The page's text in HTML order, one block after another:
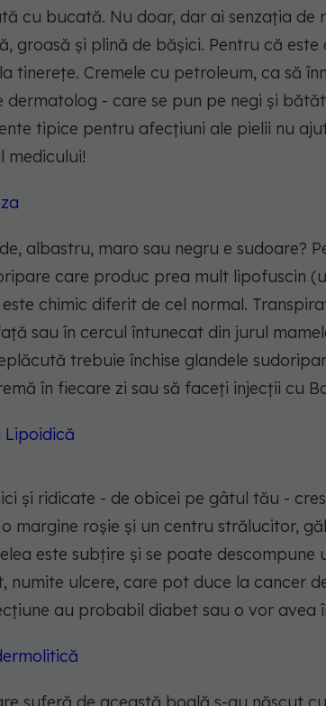
cu bucată. Nu doar, dar ai senzația de
groasă și plină de bășici. Pentru că
tinerețe. Cremele cu petroleum, ca să
dermatolog - care se pun pe negi și
tipice pentru afecțiuni ale pielii nu
medicului!
albastru, maro sau negru e sudoare?
care produc prea mult lipofuscin
chimic diferit de cel normal.
sau în cercul întunecat din jurul
trebuie închise glandele
în fiecare zi sau să faceți injecții cu
Lipoidică
și ridicate - de obicei pe gâtul tău -
margine roșie și un centru strălucitor,
este subțire și se poate
numite ulcere, care pot duce la cancer
au probabil diabet sau o vor avea
suferă de această boală s-au născut